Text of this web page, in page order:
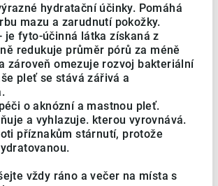
hydratační účinky. Pomáhá
mazu a zarudnutí pokožky.
je fyto-účinná látka získaná z
redukuje průměr pórů za méně
zároveň omezuje rozvoj bakteriální
pleť se stává zářivá a
o aknózní a mastnou pleť.
a vyhlazuje. kterou vyrovnává.
příznakům stárnutí, protože
vždy ráno a večer na místa s